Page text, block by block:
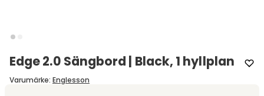
Edge 2.0 Sängbord | Black, 1 hyllplan
Varumärke: Englesson